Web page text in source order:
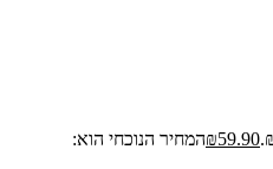
₪59.90
המחיר הנוכחי הוא: